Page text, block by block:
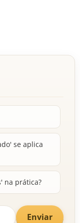
se aplica
na prática?
Enviar